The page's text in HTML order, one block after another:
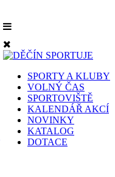
SPORTY A KLUBY
VOLNÝ ČAS
SPORTOVIŠTĚ
KALENDÁŘ AKCÍ
NOVINKY
KATALOG
DOTACE